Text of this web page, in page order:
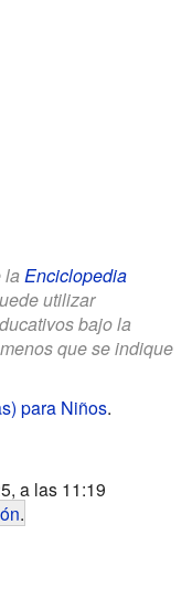
la Enciclopedia
utilizar
bajo la
que se indique
para Niños.
a las 11:19
.